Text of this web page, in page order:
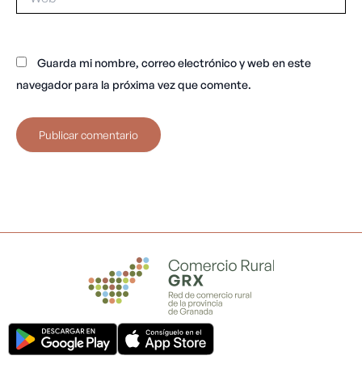
Guarda mi nombre, correo electrónico y web en este
navegador para la próxima vez que comente.